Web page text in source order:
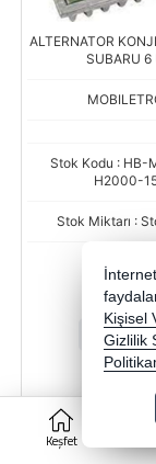
Keşfet
ALTERNATOR
SUBARU 6
Stok Kodu : HB-
H2000-
Stok Miktarı :
343,17
ADET
Sepete
Kişisel
Gizlilik